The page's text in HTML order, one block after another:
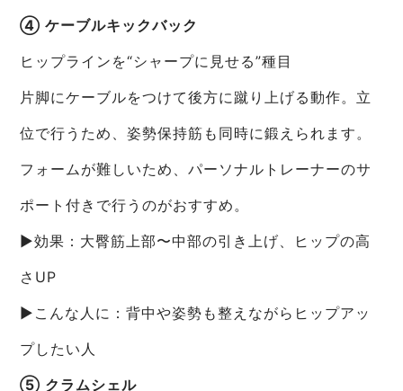
④ ケーブルキックバック
ヒップラインを“シャープに見せる”種目
片脚にケーブルをつけて後方に蹴り上げる動作。立
位で行うため、姿勢保持筋も同時に鍛えられます。
フォームが難しいため、パーソナルトレーナーのサ
ポート付きで行うのがおすすめ。
▶効果：大臀筋上部〜中部の引き上げ、ヒップの高
さUP
▶こんな人に：背中や姿勢も整えながらヒップアッ
プしたい人
⑤ クラムシェル